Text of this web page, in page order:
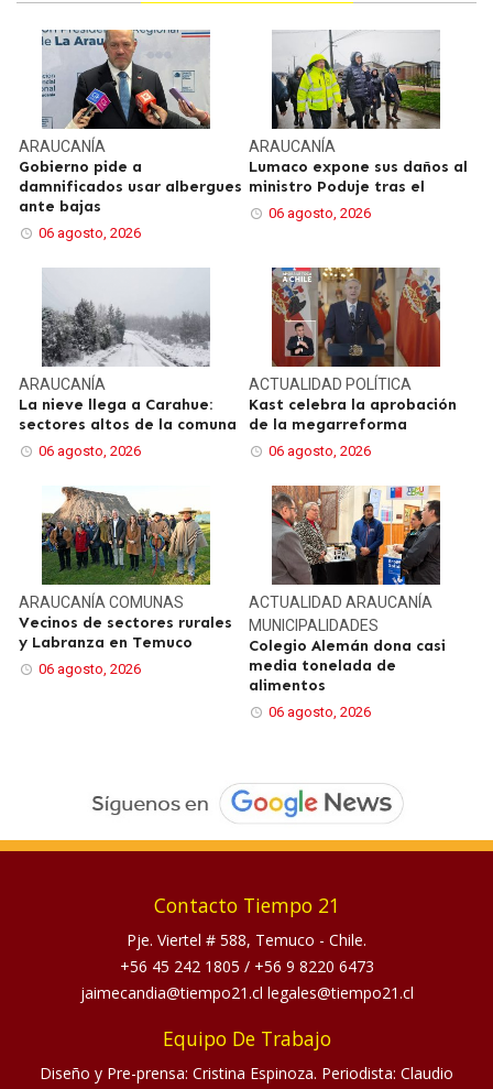
ARAUCANÍA
Gobierno pide a
damnificados usar albergues
ante bajas
06 agosto, 2026
ARAUCANÍA
Lumaco expone sus daños al
ministro Poduje tras el
06 agosto, 2026
ARAUCANÍA
La nieve llega a Carahue:
sectores altos de la comuna
06 agosto, 2026
ACTUALIDAD POLÍTICA
Kast celebra la aprobación
de la megarreforma
06 agosto, 2026
ARAUCANÍACOMUNAS
Vecinos de sectores rurales
y Labranza en Temuco
06 agosto, 2026
ACTUALIDAD ARAUCANÍA
MUNICIPALIDADES
Colegio Alemán dona casi
media tonelada de
alimentos
06 agosto, 2026
Contacto Tiempo 21
Pje. Viertel # 588, Temuco - Chile.
+56 45 242 1805 / +56 9 8220 6473
jaimecandia@tiempo21.cl legales@tiempo21.cl
Equipo De Trabajo
Diseño y Pre-prensa: Cristina Espinoza. Periodista: Claudio